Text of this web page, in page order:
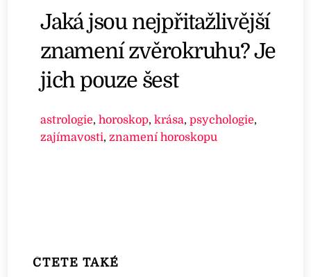
Jaká jsou nejpřitažlivější
znamení zvěrokruhu? Je
jich pouze šest
astrologie,horoskop,krása,psychologie,
zajímavosti, znamení horoskopu
ČTETE TAKÉ